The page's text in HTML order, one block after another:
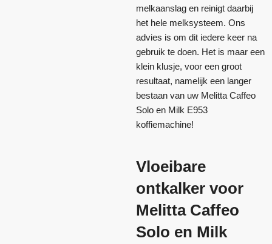
melkaanslag en reinigt daarbij
het hele melksysteem. Ons
advies is om dit iedere keer na
gebruik te doen. Het is maar een
klein klusje, voor een groot
resultaat, namelijk een langer
bestaan van uw Melitta Caffeo
Solo en Milk E953
koffiemachine!
Vloeibare
ontkalker voor
Melitta Caffeo
Solo en Milk